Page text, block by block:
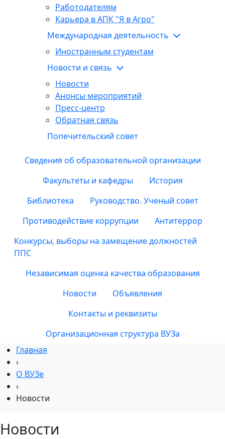
Работодателям
Карьера в АПК "Я в Агро"
Международная деятельность
Иностранным студентам
Новости и связь
Новости
Анонсы мероприятий
Пресс-центр
Обратная связь
Попечительский совет
Сведения об образовательной организации
Факультеты и кафедры
История
Библиотека
Руководство. Ученый совет
Противодействие коррупции
Антитеррор
Конкурсы, выборы на замещение должностей
ППС
Независимая оценка качества образования
Новости
Объявления
Контакты и реквизиты
Организационная структура ВУЗа
Главная
›
О ВУЗе
›
Новости
Новости